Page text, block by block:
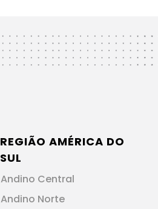
REGIÃO AMÉRICA DO
SUL
Andino Central
Andino Norte